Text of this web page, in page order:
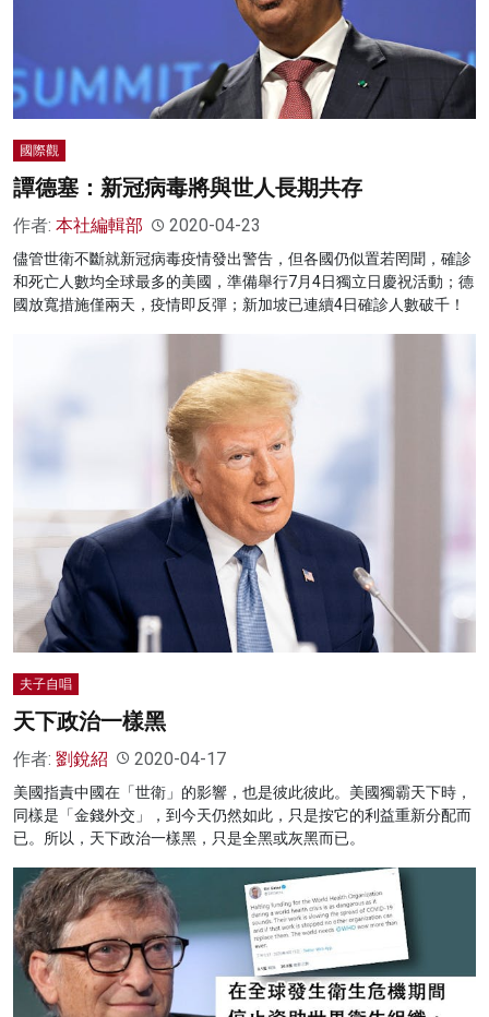
國際觀
譚德塞：新冠病毒將與世人長期共存
作者: 本社編輯部 2020-04-23
儘管世衛不斷就新冠病毒疫情發出警告，但各國仍似置若罔聞，確診
和死亡人數均全球最多的美國，準備舉行7月4日獨立日慶祝活動；德
國放寬措施僅兩天，疫情即反彈；新加坡已連續4日確診人數破千！
夫子自唱
天下政治一樣黑
作者: 劉銳紹 2020-04-17
美國指責中國在「世衛」的影響，也是彼此彼此。美國獨霸天下時，
同樣是「金錢外交」，到今天仍然如此，只是按它的利益重新分配而
已。所以，天下政治一樣黑，只是全黑或灰黑而已。